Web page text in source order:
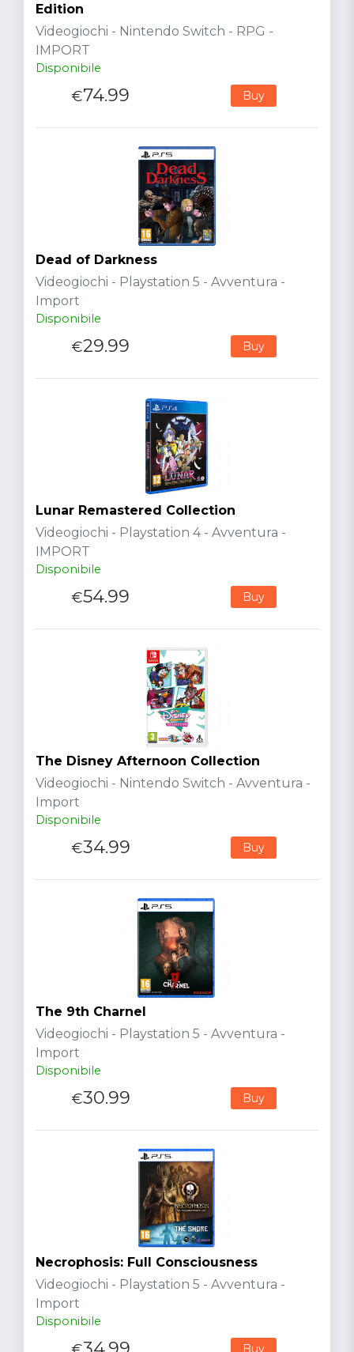
Edition
Videogiochi - Nintendo Switch - RPG -
IMPORT
Disponibile
€74.99 Buy
Dead of Darkness
Videogiochi - Playstation 5 - Avventura -
Import
Disponibile
€29.99 Buy
Lunar Remastered Collection
Videogiochi - Playstation 4 - Avventura -
IMPORT
Disponibile
€54.99 Buy
The Disney Afternoon Collection
Videogiochi - Nintendo Switch - Avventura -
Import
Disponibile
€34.99 Buy
The 9th Charnel
Videogiochi - Playstation 5 - Avventura -
Import
Disponibile
€30.99 Buy
Necrophosis: Full Consciousness
Videogiochi - Playstation 5 - Avventura -
Import
Disponibile
Buy